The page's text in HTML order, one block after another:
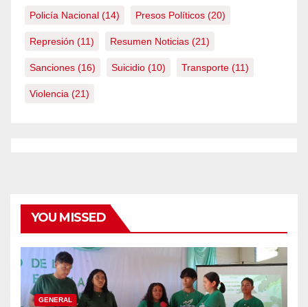
Policía Nacional (14) Presos Políticos (20)
Represión (11) Resumen Noticias (21)
Sanciones (16) Suicidio (10) Transporte (11)
Violencia (21)
YOU MISSED
GENERAL